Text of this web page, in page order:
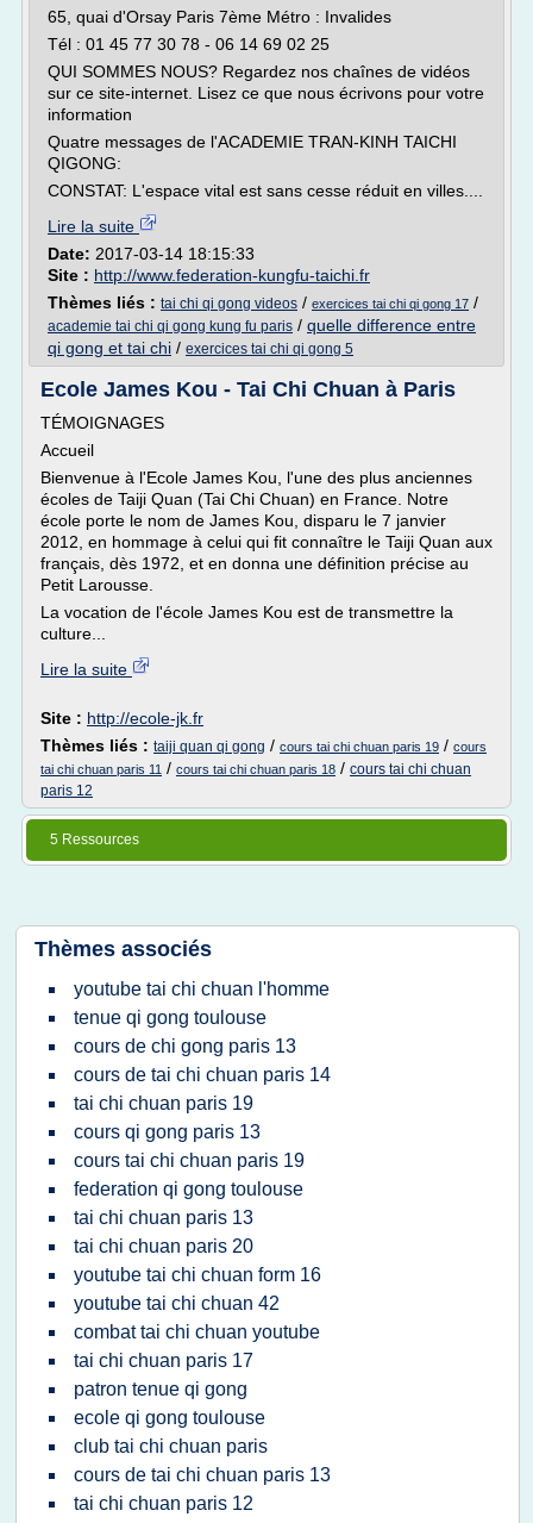
65, quai d'Orsay Paris 7ème Métro : Invalides
Tél : 01 45 77 30 78 - 06 14 69 02 25
QUI SOMMES NOUS? Regardez nos chaînes de vidéos
sur ce site-internet. Lisez ce que nous écrivons pour votre
information
Quatre messages de l'ACADEMIE TRAN-KINH TAICHI
QIGONG:
CONSTAT: L'espace vital est sans cesse réduit en villes....
Lire la suite
Date: 2017-03-14 18:15:33
Site : http://www.federation-kungfu-taichi.fr
Thèmes liés : tai chi qi gong videos / exercices tai chi qi gong 17 /
academie tai chi qi gong kung fu paris / quelle difference entre
qi gong et tai chi / exercices tai chi qi gong 5
Ecole James Kou - Tai Chi Chuan à Paris
TÉMOIGNAGES
Accueil
Bienvenue à l'Ecole James Kou, l'une des plus anciennes
écoles de Taiji Quan (Tai Chi Chuan) en France. Notre
école porte le nom de James Kou, disparu le 7 janvier
2012, en hommage à celui qui fit connaître le Taiji Quan aux
français, dès 1972, et en donna une définition précise au
Petit Larousse.
La vocation de l'école James Kou est de transmettre la
culture...
Lire la suite
Site : http://ecole-jk.fr
Thèmes liés : taiji quan qi gong / cours tai chi chuan paris 19 / cours
tai chi chuan paris 11 / cours tai chi chuan paris 18 / cours tai chi chuan
paris 12
5 Ressources
Thèmes associés
youtube tai chi chuan l'homme
tenue qi gong toulouse
cours de chi gong paris 13
cours de tai chi chuan paris 14
tai chi chuan paris 19
cours qi gong paris 13
cours tai chi chuan paris 19
federation qi gong toulouse
tai chi chuan paris 13
tai chi chuan paris 20
youtube tai chi chuan form 16
youtube tai chi chuan 42
combat tai chi chuan youtube
tai chi chuan paris 17
patron tenue qi gong
ecole qi gong toulouse
club tai chi chuan paris
cours de tai chi chuan paris 13
tai chi chuan paris 12